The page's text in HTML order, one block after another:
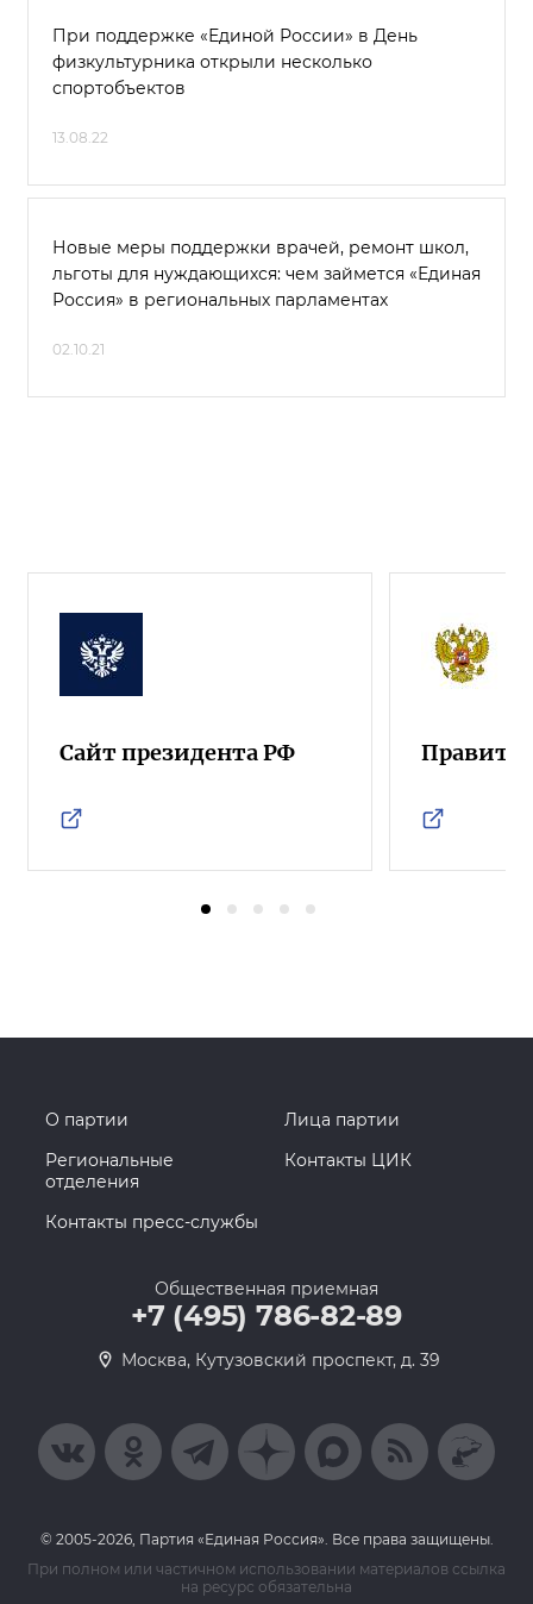
При поддержке «Единой России» в День
физкультурника открыли несколько
спортобъектов
13.08.22
Новые меры поддержки врачей, ремонт школ,
льготы для нуждающихся: чем займется «Единая
Россия» в региональных парламентах
02.10.21
Сайт президента РФ
О партии
Лица партии
Региональные
отделения
Контакты ЦИК
Контакты пресс-службы
Общественная приемная
+7 (495) 786-82-89
Москва, Кутузовский проспект, д. 39
© 2005-2026, Партия «Единая Россия». Все права защищены.
При полном или частичном использовании материалов ссылка
на ресурс обязательна